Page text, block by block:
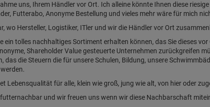
uns, Ihrem Händler vor Ort. Ich alleine könnte Ihnen diese
Futterabo, Anonyme Bestellung und vieles mehr wäre für mich
wo Hersteller, Logistiker, ITler und wir die Händler vor Ort
ein tolles nachhaltiges Sortiment erhalten können, das Sie dieses
Shareholder Value gesteuerte Unternehmen zurückgreifen
das die Steuern die für unsere Schulen, Bildung, unsere
Lebensqualität für alle, klein wie groß, jung wie alt, von hier oder
und wir freuen uns wenn wir diese Nachbarschaft